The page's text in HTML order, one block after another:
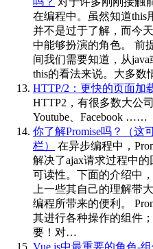
在编程中。虽然知道this
并不是过于了解，而今
中能够扮演的角色。 前
间我们需要知道，从
this的看法来说。大多
HTTP/2：更快的页面加
HTTP2，有很多数大公
Youtube、Facebook ……
你了解Promise吗？（这
栏）
在异步编程中，
解决了ajax请求过程中
可读性。下面的介绍中
上一些其自己的理解带
编程所带来的便利。
其进行各种操作的组件
要！对…
Vue.js中最重要的角色-